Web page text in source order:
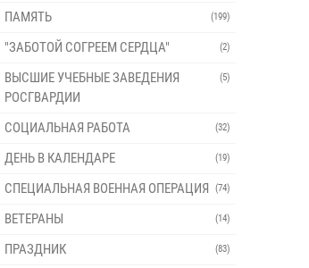
(199)
ПАМЯТЬ
(2)
"ЗАБОТОЙ СОГРЕЕМ СЕРДЦА"
(5)
ВЫСШИЕ УЧЕБНЫЕ ЗАВЕДЕНИЯ
РОСГВАРДИИ
(32)
СОЦИАЛЬНАЯ РАБОТА
(19)
ДЕНЬ В КАЛЕНДАРЕ
(74)
СПЕЦИАЛЬНАЯ ВОЕННАЯ ОПЕРАЦИЯ
(14)
ВЕТЕРАНЫ
(83)
ПРАЗДНИК